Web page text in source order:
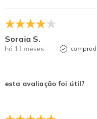
Soraia S.
há 11 meses
esta avaliação foi útil?